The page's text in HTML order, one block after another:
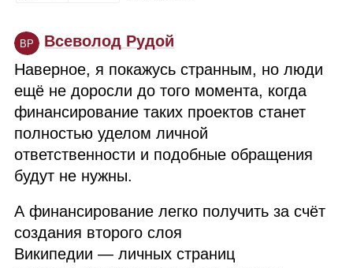
ВР
Всеволод Рудой
Наверное, я покажусь странным, но люди
ещё не доросли до того момента, когда
финансирование таких проектов станет
полностью уделом личной
ответственности и подобные обращения
будут не нужны.
А финансирование легко получить за счёт
создания второго слоя
Википедии — личных страниц